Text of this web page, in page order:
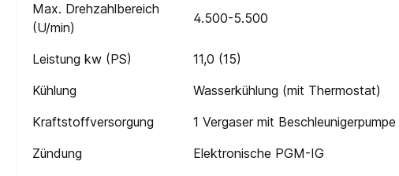
Max. Drehzahlbereich
(U/min)
4.500-5.500
Leistung kw (PS)
11,0 (15)
Kühlung
Wasserkühlung (mit Thermostat)
Kraftstoffversorgung
1 Vergaser mit Beschleunigerpumpe
Zündung
Elektronische PGM-IG